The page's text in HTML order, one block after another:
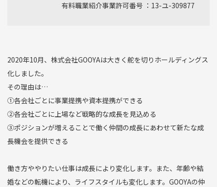
有料職業紹介事業許可番号 ：13-ユ-309877
2020年10月、株式会社GOOYAは大きく舵を切りホールディングス
化しました。
その理由は…
➀各会社ごとに事業提携や資本提携ができる
②各会社ごとに上場など戦略的な成長を見込める
③ポジションが増えることで働く仲間の成長にあわせて新たな成
長機会を提供できる
働き方ややりたい仕事は成長により変化します。また、年齢や結
婚などの転機により、ライフスタイルも変化します。GOOYAの仲